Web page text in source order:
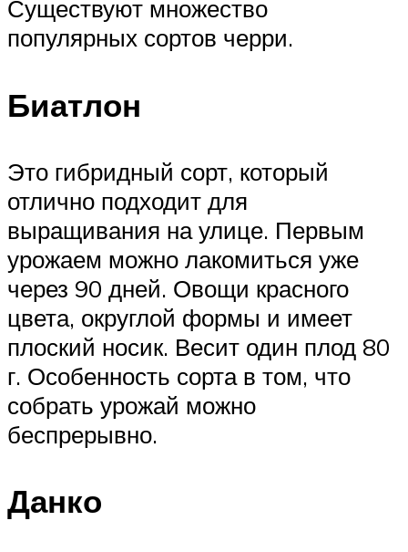
Существуют множество
популярных сортов черри.
Биатлон
Это гибридный сорт, который
отлично подходит для
выращивания на улице. Первым
урожаем можно лакомиться уже
через 90 дней. Овощи красного
цвета, округлой формы и имеет
плоский носик. Весит один плод 80
г. Особенность сорта в том, что
собрать урожай можно
беспрерывно.
Данко